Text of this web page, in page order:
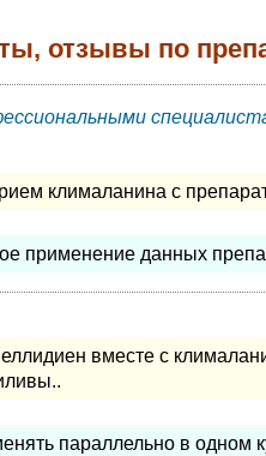
отзывы по
клималанина с
применение данных
вместе с
параллельно в одном